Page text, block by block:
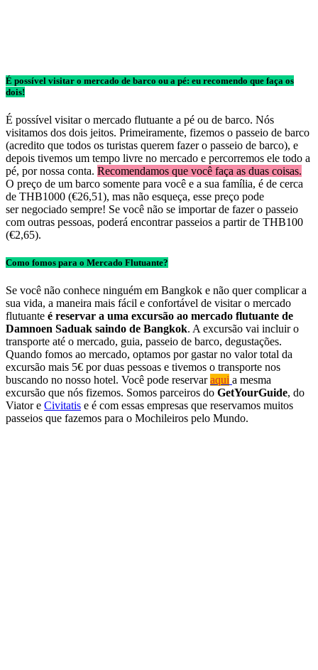
É possível visitar o mercado de barco ou a pé: eu recomendo que faça os
dois!
É possível visitar o mercado flutuante a pé ou de barco. Nós
visitamos dos dois jeitos. Primeiramente, fizemos o passeio de barco
(acredito que todos os turistas querem fazer o passeio de barco), e
depois tivemos um tempo livre no mercado e percorremos ele todo a
pé, por nossa conta. Recomendamos que você faça as duas coisas.
O preço de um barco somente para você e a sua família, é de cerca
de THB1000 (€26,51), mas não esqueça, esse preço pode
ser negociado sempre! Se você não se importar de fazer o passeio
com outras pessoas, poderá encontrar passeios a partir de THB100
(€2,65).
Como fomos para o Mercado Flutuante?
Se você não conhece ninguém em Bangkok e não quer complicar a
sua vida, a maneira mais fácil e confortável de visitar o mercado
flutuante é reservar a uma excursão ao mercado flutuante de
Damnoen Saduak saindo de Bangkok. A excursão vai incluir o
transporte até o mercado, guia, passeio de barco, degustações.
Quando fomos ao mercado, optamos por gastar no valor total da
excursão mais 5€ por duas pessoas e tivemos o transporte nos
buscando no nosso hotel. Você pode reservar aqui a mesma
excursão que nós fizemos. Somos parceiros do GetYourGuide, do
Viator e Civitatis e é com essas empresas que reservamos muitos
passeios que fazemos para o Mochileiros pelo Mundo.